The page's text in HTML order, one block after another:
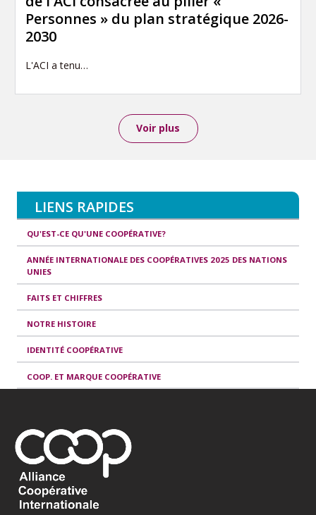
Personnes » du plan stratégique 2026-
2030
L'ACI a tenu…
Voir plus
LIENS RAPIDES
QU'EST-CE QU'UNE COOPÉRATIVE?
ANNÉE INTERNATIONALE DES COOPÉRATIVES 2025 DES NATIONS
UNIES
FAITS ET CHIFFRES
NOTRE HISTOIRE
IDENTITÉ COOPÉRATIVE
COOP. ET MARQUE COOPÉRATIVE